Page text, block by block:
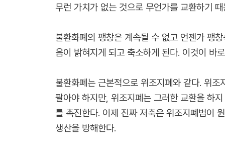
무런 가치가 없는 것으로 무언가를 교환하기
불환화폐의 팽창은 계속될 수 없고 언젠가 팽
음이 밝혀지게 되고 축소하게 된다. 이것이 바
불환화폐는 근본적으로 위조지폐와 같다. 위
팔아야 하지만, 위조지폐는 그러한 교환을 하
를 촉진한다. 이제 진짜 저축은 위조지폐범이
생산을 방해한다.